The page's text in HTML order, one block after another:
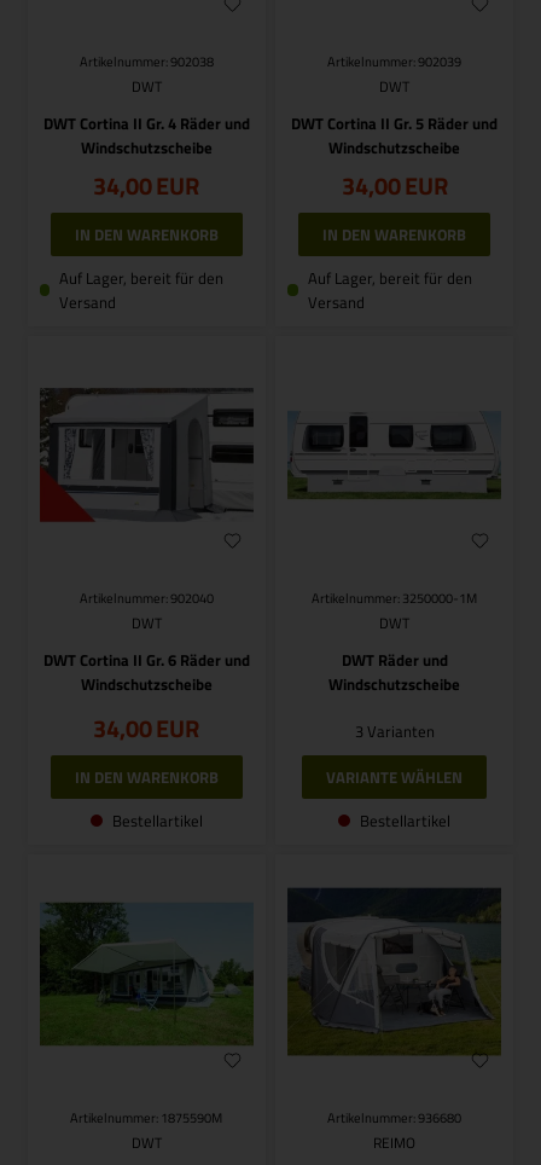
Artikelnummer: 902038
DWT
DWT Cortina II Gr. 4 Räder und
Windschutzscheibe
34,00EUR
Auf Lager, bereit für den
Versand
Artikelnummer: 902039
DWT
DWT Cortina II Gr. 5 Räder und
Windschutzscheibe
34,00EUR
Auf Lager, bereit für den
Versand
Artikelnummer: 902040
DWT
DWT Cortina II Gr. 6 Räder und
Windschutzscheibe
34,00EUR
Bestellartikel
Artikelnummer: 3250000-1M
DWT
DWT Räder und
Windschutzscheibe
3 Varianten
VARIANTE WÄHLEN
Bestellartikel
Artikelnummer: 1875590M
DWT
Artikelnummer: 936680
REIMO